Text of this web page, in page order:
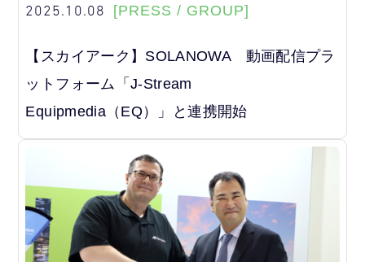
2025.10.08 [PRESS / GROUP]
【スカイアーク】SOLANOWA 動画配信プラ
ットフォーム「J-Stream
Equipmedia（EQ）」と連携開始